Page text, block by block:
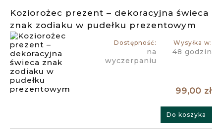
Koziorożec prezent – dekoracyjna świeca
znak zodiaku w pudełku prezentowym
Dostępność:
na
wyczerpaniu
Wysyłka w:
48 godzin
99,00 zł
Do koszyka